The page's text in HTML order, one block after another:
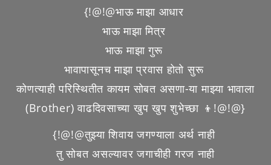
{!@!@भाऊ माझा आधार
भाऊ माझा मित्र
भाऊ माझा गुरू
भावापासूनच माझा प्रवास होतो सुरू
कोणत्याही परिस्थितीत कायम सोबत असणा-या माझ्या भावाला
(Brother) वाढदिवसाच्या खुप खुप शुभेच्छा 👦!@!@}
{!@!@तुझ्या शिवाय जगण्याला अर्थ नाही
तु सोबत असल्यावर जगाचीही गरज नाही